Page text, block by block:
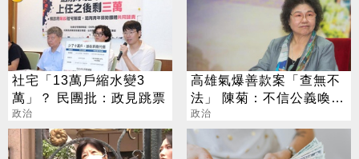
社宅「13萬戶縮水變3
萬」？ 民團批：政見跳票
政治
高雄氣爆善款案「查無不
法」 陳菊：不信公義喚不
回
政治